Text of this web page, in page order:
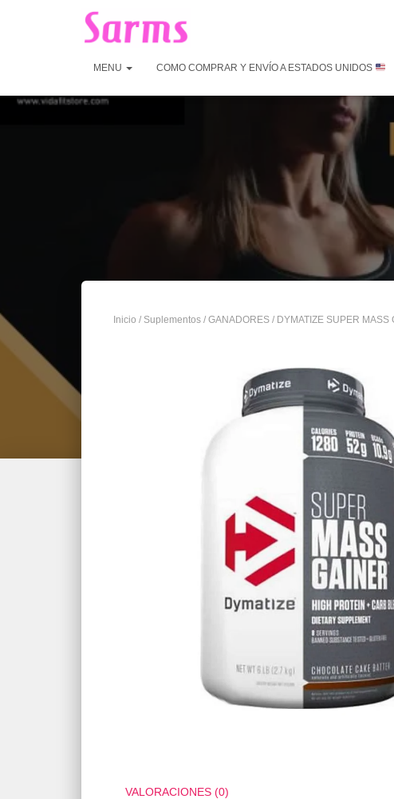
MENU COMO COMPRAR Y ENVÍO A ESTADOS UNIDOS
Inicio / Suplementos / GANADORES / DYMATIZE SUPER MASS
VALORACIONES (0)